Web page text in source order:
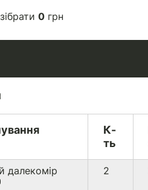
0грн
К-
ть
далекомір
2